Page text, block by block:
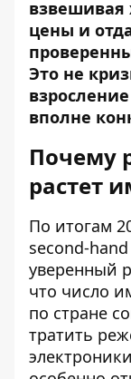
взвешивая
цены и
Это не
вполне
Почему
растет
По итогам
second-
уверенный
что число
по стране
тратить